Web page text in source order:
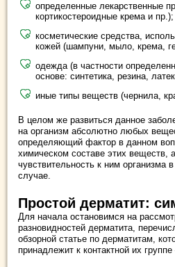
определенные лекарственные
кортикостероидные крема и пр.);
косметические средства,
кожей (шампуни, мыло, крема,
одежда (в частности
основе: синтетика, резина,
иные типы веществ (чернила,
В целом же развиться данное
на организм абсолютно любых
определяющий фактор в данном
химическом составе этих веществ,
чувствительность к ним организма
случае.
Простой дерматит:
Для начала остановимся на
разновидностей дерматита,
обзорной статье по дерматитам,
принадлежит к контактной их